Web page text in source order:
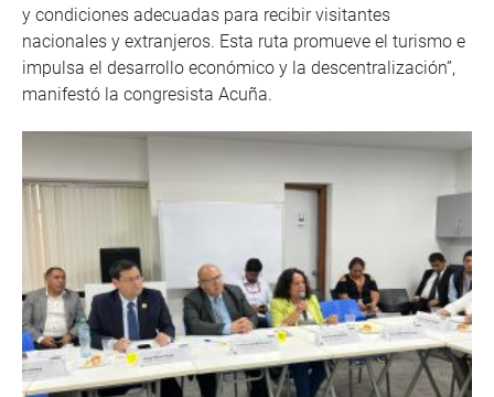
y condiciones adecuadas para recibir visitantes
nacionales y extranjeros. Esta ruta promueve el turismo e
impulsa el desarrollo económico y la descentralización”,
manifestó la congresista Acuña.